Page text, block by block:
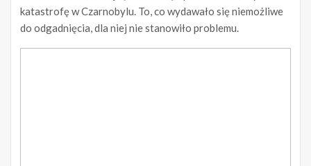
katastrofę w Czarnobylu. To, co wydawało się niemożliwe
do odgadnięcia, dla niej nie stanowiło problemu.